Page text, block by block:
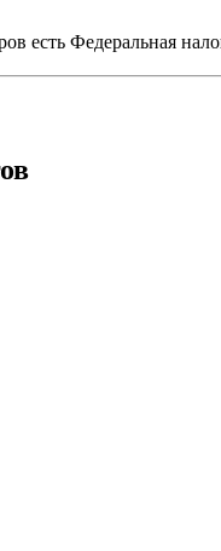
есть Федеральная